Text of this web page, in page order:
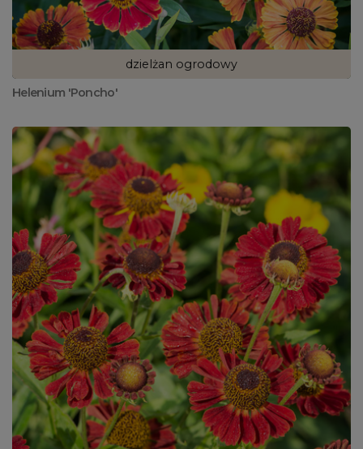
dzielżan ogrodowy
Helenium 'Poncho'